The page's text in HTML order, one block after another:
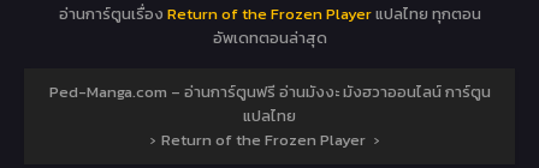
อ่านการ์ตูนเรื่อง Return of the Frozen Playerแปลไทย ทุกตอน
อัพเดทตอนล่าสุด
Ped-Manga.com – อ่านการ์ตูนฟรี อ่านมังงะ มังฮวาออนไลน์ การ์ตูน
แปลไทย
› Return of the Frozen Player ›